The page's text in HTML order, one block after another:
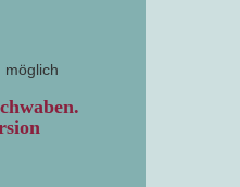
möglich